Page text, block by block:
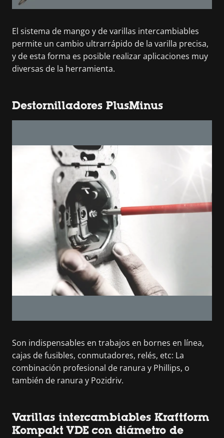
El sistema de mango y de varillas intercambiables
permite un cambio ultrarrápido de la varilla precisa,
y de esta forma es posible realizar aplicaciones muy
diversas de la herramienta.
Destornilladores PlusMinus
Son indispensables en trabajos en bornes en línea,
cajas de fusibles, conmutadores, relés, etc: La
combinación profesional de ranura y Phillips, o
también de ranura y Pozidriv.
Varillas intercambiables Kraftform
Kompakt VDE con diámetro de